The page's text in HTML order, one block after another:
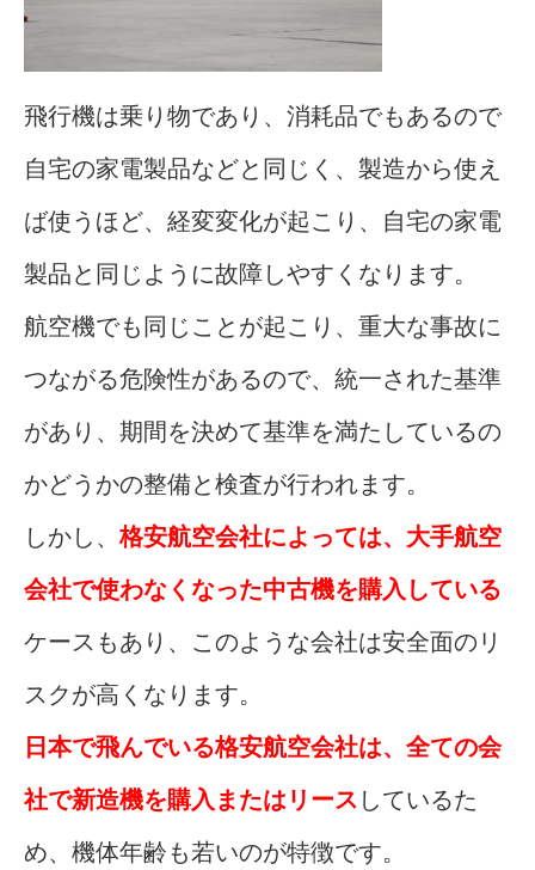
飛行機は乗り物であり、消耗品でもあるので
自宅の家電製品などと同じく、製造から使え
ば使うほど、経変変化が起こり、自宅の家電
製品と同じように故障しやすくなります。
航空機でも同じことが起こり、重大な事故に
つながる危険性があるので、統一された基準
があり、期間を決めて基準を満たしているの
かどうかの整備と検査が行われます。
しかし、格安航空会社によっては、大手航空
会社で使わなくなった中古機を購入している
ケースもあり、このような会社は安全面のリ
スクが高くなります。
日本で飛んでいる格安航空会社は、全ての会
社で新造機を購入またはリースしているた
め、機体年齢も若いのが特徴です。